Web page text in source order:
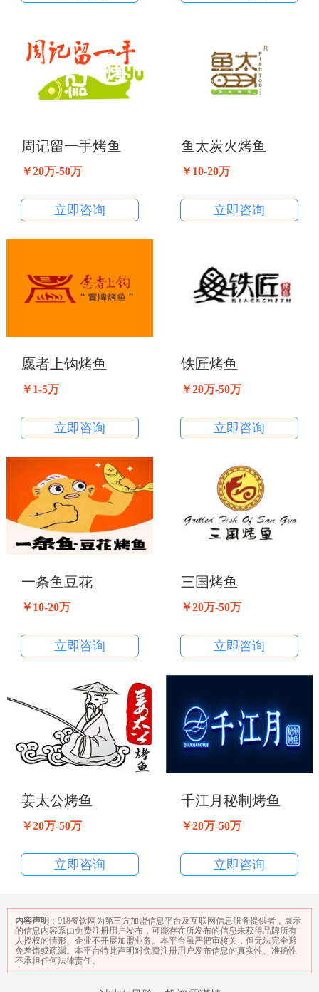
周记留一手烤鱼
￥20万-50万
立即咨询
鱼太炭火烤鱼
￥10-20万
立即咨询
愿者上钩烤鱼
￥1-5万
立即咨询
铁匠烤鱼
￥20万-50万
立即咨询
一条鱼豆花
￥10-20万
立即咨询
三国烤鱼
￥20万-50万
立即咨询
姜太公烤鱼
￥20万-50万
立即咨询
千江月秘制烤鱼
￥20万-50万
立即咨询
内容声明 ：918餐饮网为第三方加盟信息平台及互联网信息服务提供者，展示
的信息内容系由免费注册用户发布，可能存在所发布的信息未获得品牌所有
人授权的情形、企业不开展加盟业务。本平台虽严把审核关，但无法完全避
免差错或疏漏。本平台特此声明对免费注册用户发布信息的真实性、准确性
不承担任何法律责任。